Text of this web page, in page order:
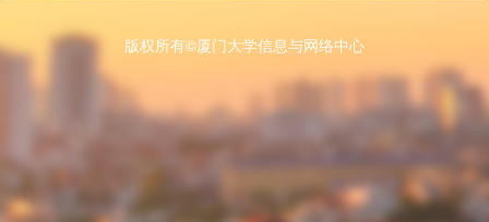
版权所有©厦门大学信息与网络中心